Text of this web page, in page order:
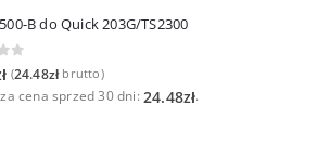
B do Quick 203G/TS2300
of 5
(24.48złbrutto)
cena sprzed 30 dni: 24.48zł.